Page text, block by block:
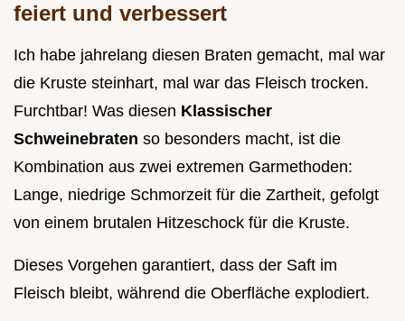
feiert und verbessert
Ich habe jahrelang diesen Braten gemacht, mal war
die Kruste steinhart, mal war das Fleisch trocken.
Furchtbar! Was diesen Klassischer
Schweinebraten so besonders macht, ist die
Kombination aus zwei extremen Garmethoden:
Lange, niedrige Schmorzeit für die Zartheit, gefolgt
von einem brutalen Hitzeschock für die Kruste.
Dieses Vorgehen garantiert, dass der Saft im
Fleisch bleibt, während die Oberfläche explodiert.